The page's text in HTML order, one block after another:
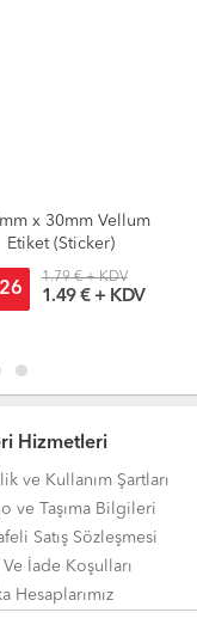
x 30mm Vellum
Etiket (Sticker)
1.79 € + KDV
1.49 € + KDV
Hizmetleri
ve Kullanım Şartları
ve Taşıma Bilgileri
Satış Sözleşmesi
Ve İade Koşulları
Hesaplarımız